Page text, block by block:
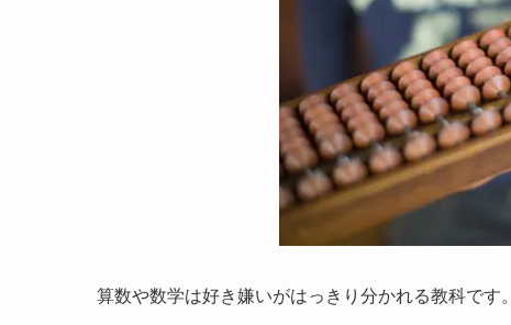
算数や数学は好き嫌いがはっきり分かれる教科です。